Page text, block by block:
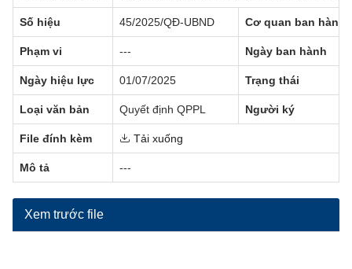
Số hiệu 45/2025/QĐ-UBND Cơ quan ban hành
Phạm vi --- Ngày ban hành
Ngày hiệu lực 01/07/2025 Trạng thái
Loại văn bản Quyết định QPPL Người ký
File đính kèm Tải xuống
Mô tả ---
Xem trước file